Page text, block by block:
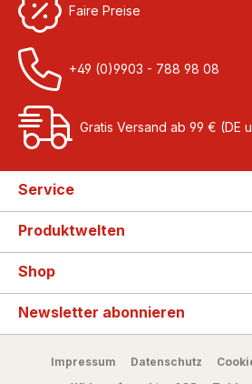
Faire Preise
+49 (0)9903 - 788 98 08
Gratis Versand ab 99 € (DE
Service
Produktwelten
Shop
Newsletter abonnieren
Impressum Datenschutz